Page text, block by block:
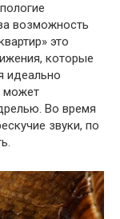
возможность
это
которые
идеально
может
Во время
звуки, по